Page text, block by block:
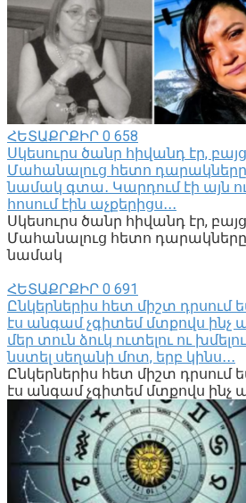
ՀԵՏԱՔՐՔԻՐ 0 658
Սկեսուրս ծանր հիվանդ էր,
Մահանալուց հետո դարակները
նամակ գտա․ Կարդում էի այն
հոսում էին աչքերիցս․․․
Սկեսուրս ծանր հիվանդ էր,
Մահանալուց հետո դարակները
նամակ
ՀԵՏԱՔՐՔԻՐ 0 691
Ընկերներիս հետ միշտ դրսում
էս անգամ չգիտեմ մտքովս ինչ
մեր տուն ձուկ ուտելու ու
նստել սեղանի մոտ, երբ կինս․․․
Ընկերներիս հետ միշտ դրսում
էս անգամ չգիտեմ մտքովս ինչ